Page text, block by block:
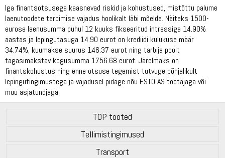
Iga finantsotsusega kaasnevad riskid ja kohustused, mistõttu palume
laenutoodete tarbimise vajadus hoolikalt läbi mõelda. Näiteks 1500-
eurose laenusumma puhul 12 kuuks fikseeritud intressiga 14.90%
aastas ja lepingutasuga 14.90 eurot on krediidi kulukuse määr
34.74%, kuumakse suurus 146.37 eurot ning tarbija poolt
tagasimakstav kogusumma 1756.68 eurot. Järelmaks on
finantskohustus ning enne otsuse tegemist tutvuge põhjalikult
lepingutingimustega ja vajadusel pidage nõu ESTO AS töötajaga või
muu asjatundjaga.
TOP tooted
Tellimistingimused
Transport